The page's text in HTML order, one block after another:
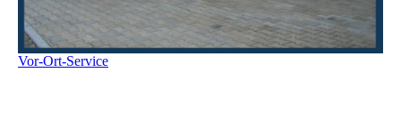
Vor-Ort-Service